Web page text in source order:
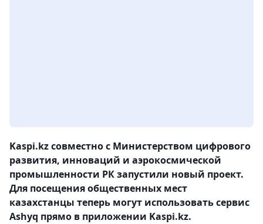
Kaspi.kz совместно с Министерством цифрового
развития, инноваций и аэрокосмической
промышленности РК запустили новый проект.
Для посещения общественных мест
казахстанцы теперь могут использовать сервис
Ashyq прямо в приложении Kaspi.kz.